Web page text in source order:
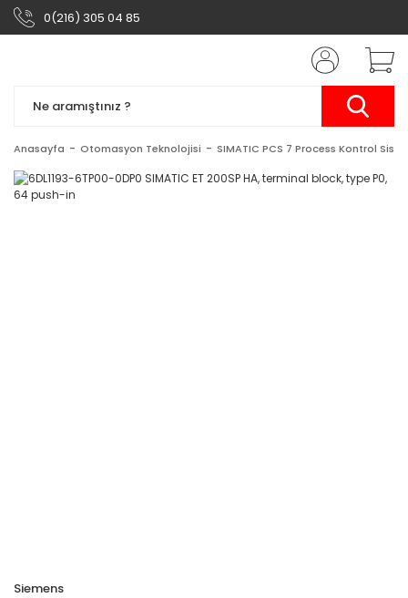
0(216) 305 04 85
Anasayfa Otomasyon Teknolojisi SIMATIC PCS 7 Process Kontrol
Siemens